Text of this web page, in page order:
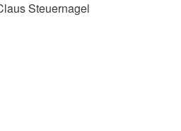
Steuernagel